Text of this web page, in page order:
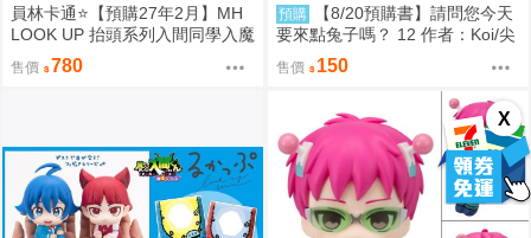
X
員林卡通⭐️【預購27年2月】MH
LOOK UP 抬頭系列入間同學入魔
了！鈴木入間 0813
售價 780
預購
【8/20預購書】請問您今天
要來點兔子嗎？ 12 作者：Koi/尖
端漫畫/Avi書店
售價 150